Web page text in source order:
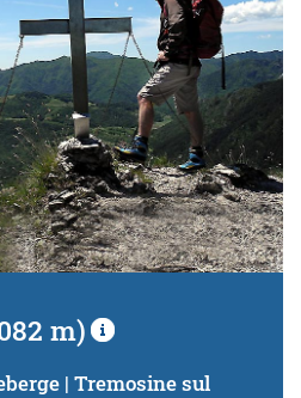
m)
| Tremosine sul